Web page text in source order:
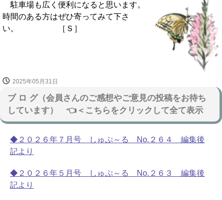
駐車場も広く便利になると思います。
時間のある方はぜひ寄ってみて下さ
い。 ［Ｓ］
2025年05月31日
ブ ロ グ（会員さんのご感想やご意見の投稿をお待ち
しています） 👈＜こちらをクリックして全て表示
◆２０２６年７月号 しゅぷ～る No.２６４ 編集後
記より
◆２０２６年５月号 しゅぷ～る No.２６３ 編集後
記より